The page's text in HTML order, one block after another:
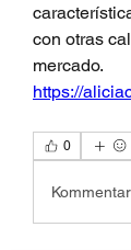
con otras
mercado.
https://
0